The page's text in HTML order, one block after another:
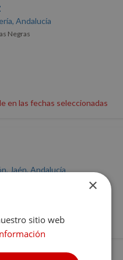
Andalucía
Negras
en las fechas seleccionadas
Jaén, Andalucía
en las fechas seleccionadas
×
sitio web